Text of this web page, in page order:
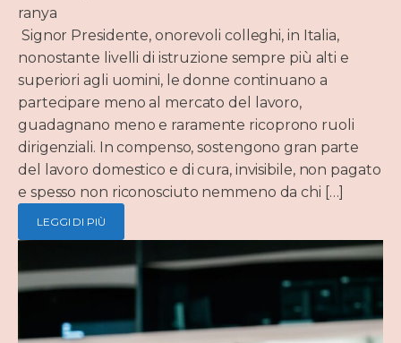
ranya
Signor Presidente, onorevoli colleghi, in Italia,
nonostante livelli di istruzione sempre più alti e
superiori agli uomini, le donne continuano a
partecipare meno al mercato del lavoro,
guadagnano meno e raramente ricoprono ruoli
dirigenziali. In compenso, sostengono gran parte
del lavoro domestico e di cura, invisibile, non pagato
e spesso non riconosciuto nemmeno da chi […]
LEGGI DI PIÙ